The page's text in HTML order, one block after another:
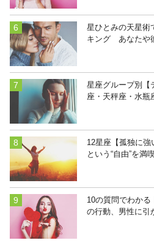
星ひとみの天星術
キング あなたや
星座グループ別【
座・天秤座・水瓶
12星座【孤独に
という“自由”を満
10の質問でわか
の行動、男性に引